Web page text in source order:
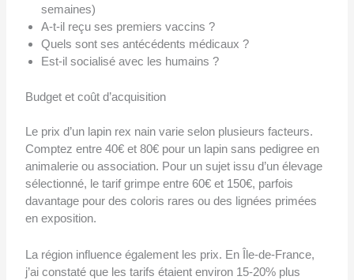
semaines)
A-t-il reçu ses premiers vaccins ?
Quels sont ses antécédents médicaux ?
Est-il socialisé avec les humains ?
Budget et coût d’acquisition
Le prix d’un lapin rex nain varie selon plusieurs facteurs.
Comptez entre 40€ et 80€ pour un lapin sans pedigree en
animalerie ou association. Pour un sujet issu d’un élevage
sélectionné, le tarif grimpe entre 60€ et 150€, parfois
davantage pour des coloris rares ou des lignées primées
en exposition.
La région influence également les prix. En Île-de-France,
j’ai constaté que les tarifs étaient environ 15-20% plus